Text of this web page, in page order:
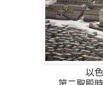
以